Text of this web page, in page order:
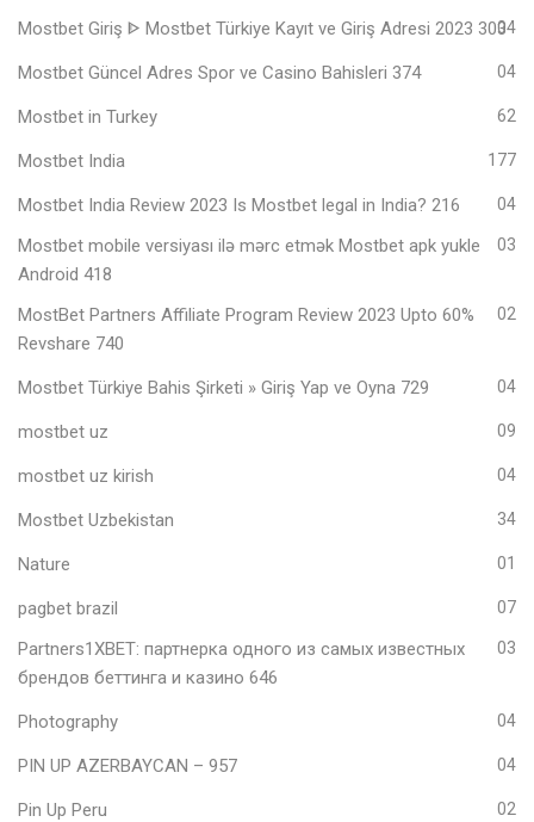
Mostbet Giriş ᐈ Mostbet Türkiye Kayıt ve Giriş Adresi 2023 30304
Mostbet Güncel Adres Spor ve Casino Bahisleri 374 04
Mostbet in Turkey 62
Mostbet India 177
Mostbet India Review 2023 Is Mostbet legal in India? 216 04
Mostbet mobile versiyası ilə mərc etmək Mostbet apk yukle
Android 418
03
MostBet Partners Affiliate Program Review 2023 Upto 60%
Revshare 740
02
Mostbet Türkiye Bahis Şirketi » Giriş Yap ve Oyna 729 04
mostbet uz 09
mostbet uz kirish 04
Mostbet Uzbekistan 34
Nature 01
pagbet brazil 07
Partners1XBET: партнерка одного из самых известных
брендов беттинга и казино 646
03
Photography 04
PIN UP AZERBAYCAN – 957 04
Pin Up Peru 02